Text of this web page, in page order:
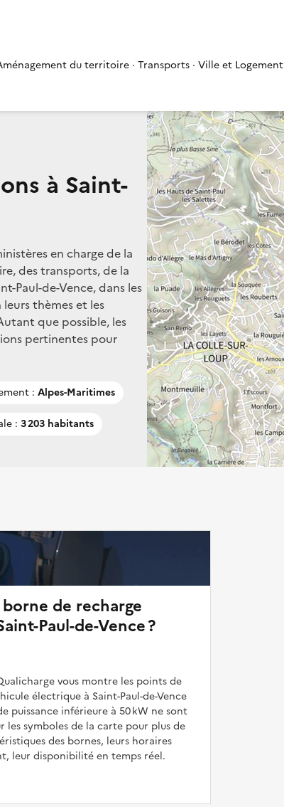
du territoire · Transports · Ville et Logement
à Saint-
en charge de la
des transports, de la
Paul-de-Vence, dans les
leurs thèmes et les
que possible, les
pertinentes pour
: Alpes-Maritimes
: 3 203 habitants
de recharge
Paul-de-Vence ?
vous montre les points de
électrique à Saint-Paul-de-Vence
puissance inférieure à 50 kW ne sont
les symboles de la carte pour plus de
des bornes, leurs horaires
leur disponibilité en temps réel.